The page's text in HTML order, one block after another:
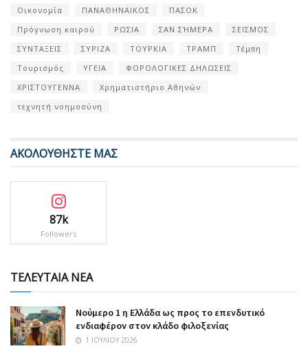
Οικονομία
ΠΑΝΑΘΗΝΑΙΚΟΣ
ΠΑΣΟΚ
Πρόγνωση καιρού
ΡΩΣΙΑ ΣΑΝ ΣΉΜΕΡΑ
ΣΕΙΣΜΟΣ
ΣΥΝΤΑΞΕΙΣ
ΣΥΡΙΖΑ ΤΟΥΡΚΙΑ ΤΡΑΜΠ
Τέμπη
Τουρισμός
ΥΓΕΙΑ
ΦΟΡΟΛΟΓΙΚΕΣ ΔΗΛΩΣΕΙΣ
ΧΡΙΣΤΟΥΓΕΝΝΑ
Χρηματιστήριο Αθηνών
τεχνητή νοημοσύνη
ΑΚΟΛΟΥΘΗΣΤΕ ΜΑΣ
87k
Followers
ΤΕΛΕΥΤΑΙΑ ΝΕΑ
Nούμερο 1 η Ελλάδα ως προς το επενδυτικό
ενδιαφέρον στον κλάδο φιλοξενίας
1 ΙΟΥΛΊΟΥ 2026